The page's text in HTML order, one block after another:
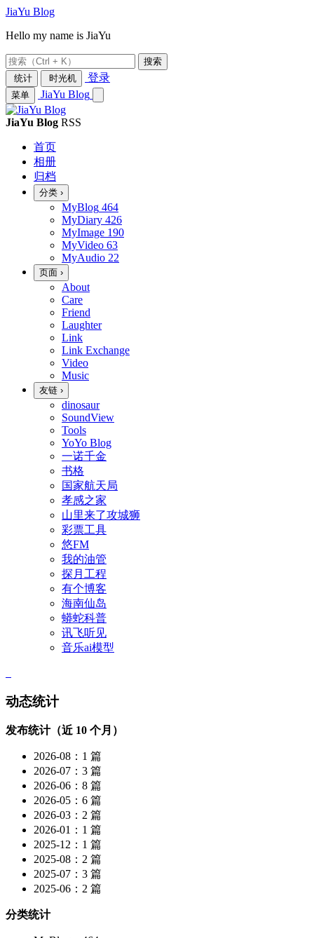
JiaYu Blog — 育儿博客 · Hello
JiaYu Blog
Hello my name is JiaYu
搜索
统计
时光机 登录
菜单 JiaYu Blog
JiaYu Blog RSS
首页
相册
归档
分类 ›
MyBlog 464
MyDiary 426
MyImage 190
MyVideo 63
MyAudio 22
页面 ›
About
Care
Friend
Laughter
Link
Link Exchange
Video
Music
友链 ›
dinosaur
SoundView
Tools
YoYo Blog
一诺千金
书格
国家航天局
孝感之家
山里来了攻城狮
彩票工具
悠FM
我的油管
探月工程
有个博客
海南仙岛
蟒蛇科普
讯飞听见
音乐ai模型
动态统计
发布统计（近 10 个月）
2026-08：1 篇
2026-07：3 篇
2026-06：8 篇
2026-05：6 篇
2026-03：2 篇
2026-01：1 篇
2025-12：1 篇
2025-08：2 篇
2025-07：3 篇
2025-06：2 篇
分类统计